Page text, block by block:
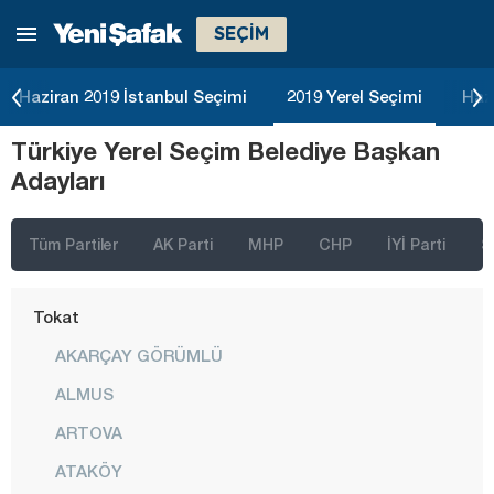
SEÇİM
Haziran 2019 İstanbul Seçimi 2019 Yerel Seçimi
Türkiye Yerel Seçim Belediye Başkan
Adayları
Tüm Partiler AK Parti MHP CHP İYİ Parti
Samsun
Sivas
Şanlıurfa
Tekirdağ
Tokat
AKARÇAY GÖRÜMLÜ
ALMUS
ARTOVA
ATAKÖY